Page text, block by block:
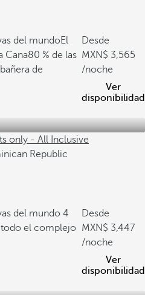
del mundoEl
Cana80 % de las
de
Desde
3,565
/noche
Ver
disponibilidad
only - All Inclusive
Republic
del mundo 4
el complejo
Desde
3,447
/noche
Ver
disponibilidad